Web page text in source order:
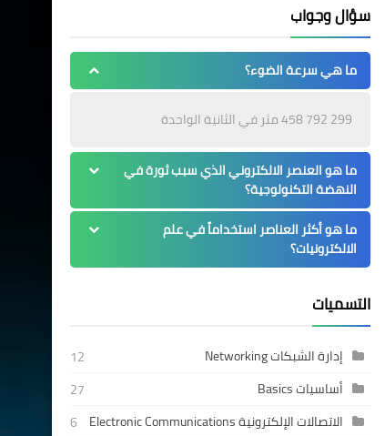
سؤال وجواب
ما هي سرعة الضوء؟
299 792 458 مثر في الثانية الواحدة
ما هو العنصر الالكتروني الذي سبب ثورة في
النهضة التكنولوجية؟
ما هو أكثر العناصر استخداماً في علم
الالكترونيات؟
التسميات
إدارة الشبكات Networking
12
أساسيات Basics
27
الاتصالات الإلكترونية Electronic Communications
6